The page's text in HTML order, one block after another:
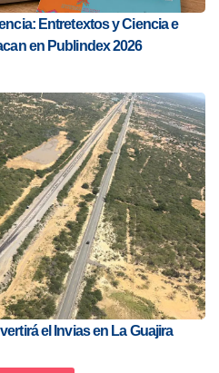
Entretextos y Ciencia e
en Publindex 2026
el Invias en La Guajira